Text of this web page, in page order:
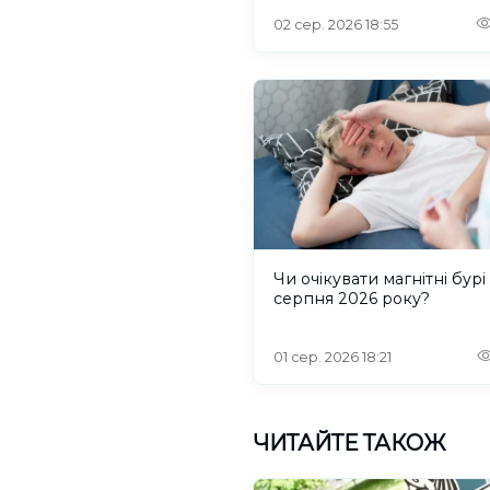
02 сер. 2026 18:55
Чи очікувати магнітні бурі
серпня 2026 року?
01 сер. 2026 18:21
ЧИТАЙТЕ ТАКОЖ